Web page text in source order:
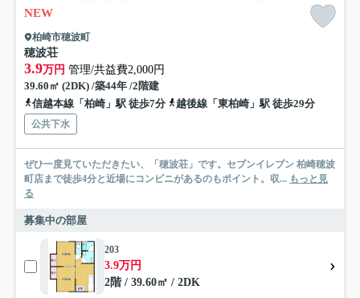
NEW
柏崎市穂波町
穂波荘
3.9万円 管理/共益費2,000円
39.60㎡ (2DK) /築44年 /2階建
信越本線「柏崎」駅 徒歩7分
越後線「東柏崎」駅 徒歩29分
公共下水
ぜひ一度見ていただきたい、「穂波荘」です。セブンイレブン 柏崎穂波
町店まで徒歩4分と近場にコンビニがあるのもポイント。収... もっと見
る
募集中の部屋
203
3.9万円
2階 / 39.60㎡ / 2DK